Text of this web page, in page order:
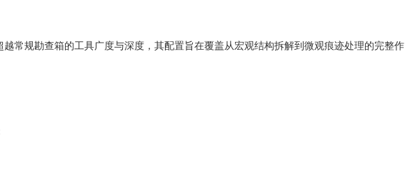
常规勘查箱的工具广度与深度，其配置旨在覆盖从宏观结构拆解到微观痕迹处理的完整作